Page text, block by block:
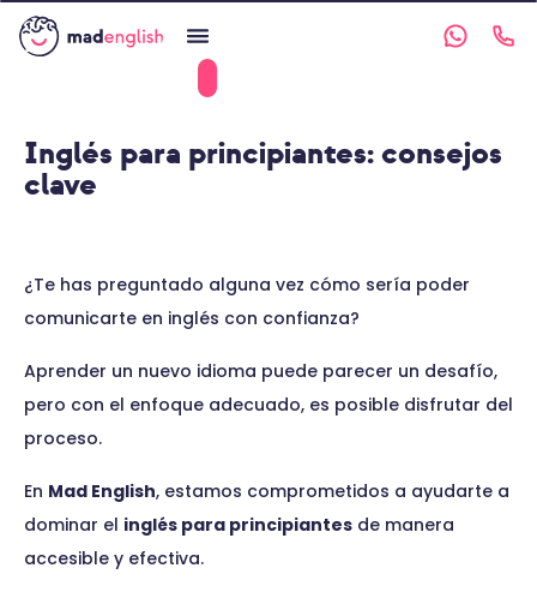
Inglés para principiantes: consejos
clave
¿Te has preguntado alguna vez cómo sería poder
comunicarte en inglés con confianza?
Aprender un nuevo idioma puede parecer un desafío,
pero con el enfoque adecuado, es posible disfrutar del
proceso.
En Mad English, estamos comprometidos a ayudarte a
dominar el inglés para principiantes de manera
accesible y efectiva.